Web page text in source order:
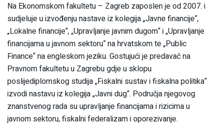
Na Ekonomskom fakultetu – Zagreb zaposlen je od 2007. i
sudjeluje u izvođenju nastave iz kolegija „Javne financije“,
„Lokalne financije“, „Upravljanje javnim dugom“ i „Upravljanje
financijama u javnom sektoru“ na hrvatskom te „Public
Finance“ na engleskom jeziku. Gostujući je predavač na
Pravnom fakultetu u Zagrebu gdje u sklopu
poslijediplomskog studija „Fiskalni sustav i fiskalna politika“
izvodi nastavu iz kolegija „Javni dug“. Područja njegovog
znanstvenog rada su upravljanje financijama i rizicima u
javnom sektoru, fiskalni federalizam i oporezivanje.